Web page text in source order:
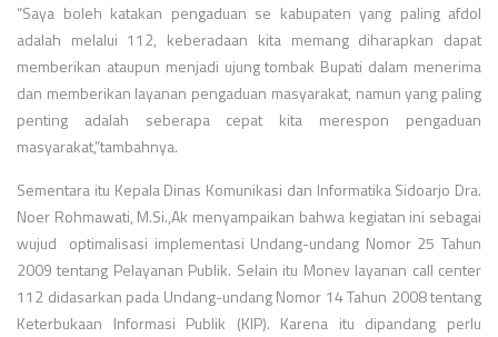
“Saya boleh katakan pengaduan se kabupaten yang paling afdol
adalah melalui 112, keberadaan kita memang diharapkan dapat
memberikan ataupun menjadi ujung tombak Bupati dalam menerima
dan memberikan layanan pengaduan masyarakat, namun yang paling
penting adalah seberapa cepat kita merespon pengaduan
masyarakat,”tambahnya.
Sementara itu Kepala Dinas Komunikasi dan Informatika Sidoarjo Dra.
Noer Rohmawati, M.Si.,Ak menyampaikan bahwa kegiatan ini sebagai
wujud optimalisasi implementasi Undang-undang Nomor 25 Tahun
2009 tentang Pelayanan Publik. Selain itu Monev layanan call center
112 didasarkan pada Undang-undang Nomor 14 Tahun 2008 tentang
Keterbukaan Informasi Publik (KIP). Karena itu dipandang perlu